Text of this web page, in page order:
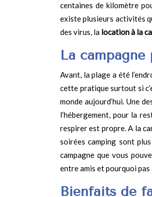
centaines de kilomètre
existe plusieurs activités
des virus, la location à la
La campagne
Avant, la plage a été
cette pratique surtout si
monde aujourd’hui. Une
l’hébergement, pour la
respirer est propre. A la
soirées camping sont
campagne que vous
entre amis et pourquoi pas
Bienfaits de